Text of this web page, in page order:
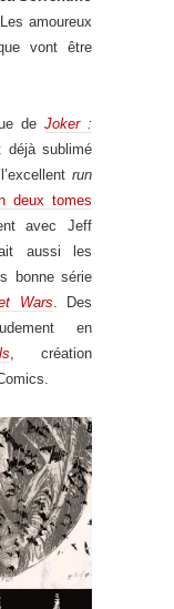
amoureux
vont être
de Joker :
déjà sublimé
run
deux tomes
avec Jeff
aussi les
bonne série
Wars. Des
en
, création